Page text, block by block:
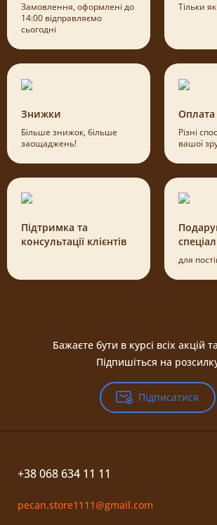
Замовлення, оформлені до
14:00 відправляємо
сьогодні
Тільки
Знижки
Більше знижок, більше
заощаджень!
Оплата
Різні
вашої
Підтримка та
консультації клієнтів
для
Бажаєте бути в курсі всіх акцій
Підпишіться на
Підписатися
+38 068 634 11 11
pecan.store1111@gmail.com